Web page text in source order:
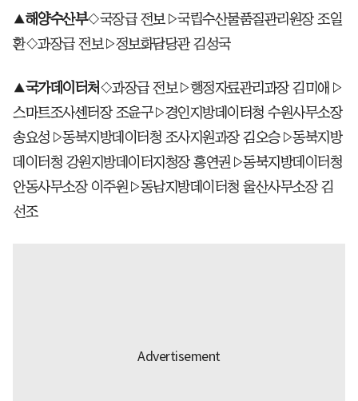
▲해양수산부◇국장급 전보▷국립수산물품질관리원장 조일
환◇과장급 전보▷정보화담당관 김성국
▲국가데이터처 ◇과장급 전보▷행정자료관리과장 김미애▷
스마트조사센터장 조윤구▷경인지방데이터청 수원사무소장
송요성▷동북지방데이터청 조사지원과장 김오승▷동북지방
데이터청 강원지방데이터지청장 홍연권▷동북지방데이터청
안동사무소장 이주원▷동남지방데이터청 울산사무소장 김
선조